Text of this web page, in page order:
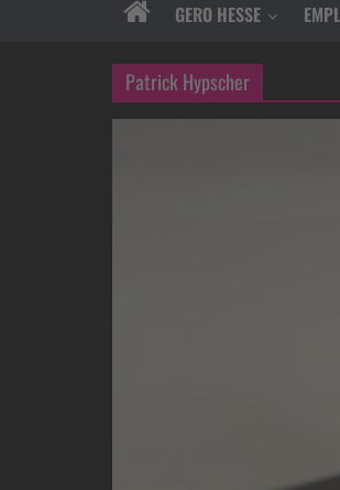
GERO HESSE
Patrick Hypscher